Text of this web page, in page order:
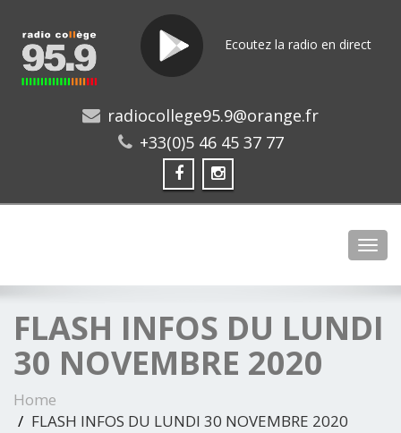
Ecoutez la radio en direct
radiocollege95.9@orange.fr
+33(0)5 46 45 37 77
FLASH INFOS DU LUNDI
30 NOVEMBRE 2020
Home
FLASH INFOS DU LUNDI 30 NOVEMBRE 2020